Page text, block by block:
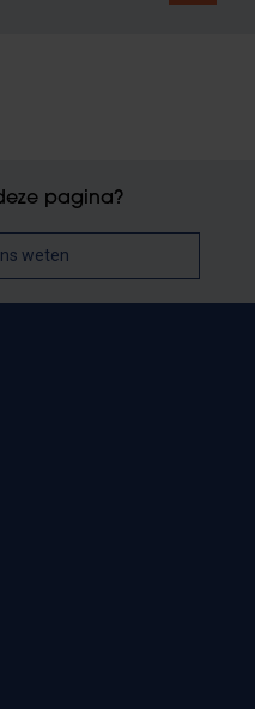
pagina?
weten